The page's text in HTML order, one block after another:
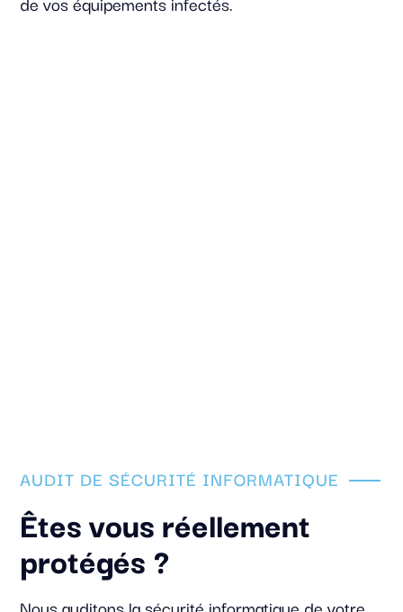
AUDIT DE SÉCURITÉ INFORMATIQUE
Êtes vous réellement
protégés ?